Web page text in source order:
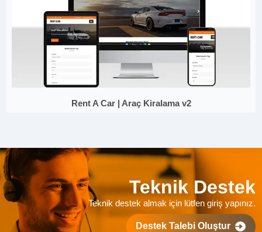
Rent A Car | Araç Kiralama v2
Teknik Destek
Teknik destek almak için lütfen giriş yapınız.
Destek Talebi Oluştur